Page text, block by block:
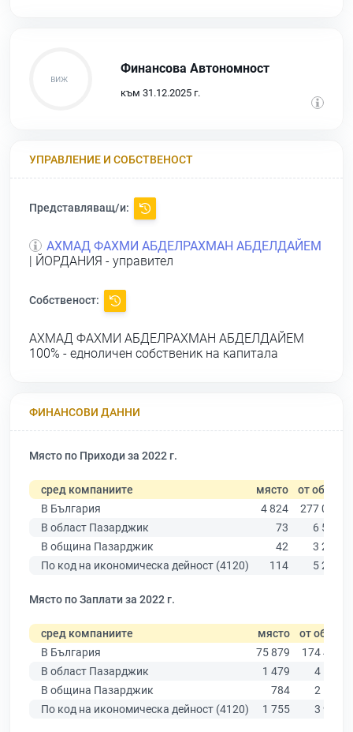
Финансова Автономност
към 31.12.2025 г.
УПРАВЛЕНИЕ И СОБСТВЕНОСТ
Представляващ/и:
АХМАД ФАХМИ АБДЕЛРАХМАН АБДЕЛДАЙЕМ
| ЙОРДАНИЯ - управител
Собственост:
АХМАД ФАХМИ АБДЕЛРАХМАН АБДЕЛДАЙЕМ
100% - едноличен собственик на капитала
ФИНАНСОВИ ДАННИ
Място по Приходи за 2022 г.
сред компаниите място от общо
В България
4 824
277 019
В област Пазарджик
73
6 511
В община Пазарджик
42
3 280
По код на икономическа дейност (4120)
114 5 291
Място по Заплати за 2022 г.
сред компаниите място от общо
В България
75 879
174 403
В област Пазарджик
1 479
4 545
В община Пазарджик
784
2 195
По код на икономическа дейност (4120)
1 755 3 927